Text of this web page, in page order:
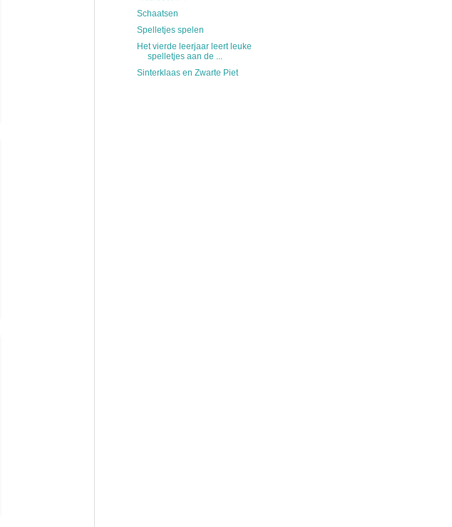
Schaatsen
Spelletjes spelen
Het vierde leerjaar leert leuke
spelletjes aan de ...
Sinterklaas en Zwarte Piet